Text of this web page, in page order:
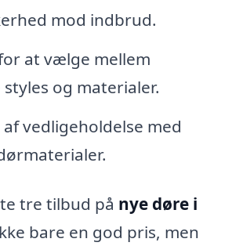
mod indbrud.
at vælge mellem
og materialer.
vedligeholdelse med
tre tilbud på nye døre i
bare en god pris, men